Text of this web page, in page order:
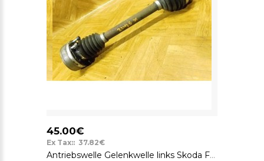
45.00€
Ex Tax:: 37.82€
Antriebswelle Gelenkwelle links Skoda Fabia 1 Fahrerseite